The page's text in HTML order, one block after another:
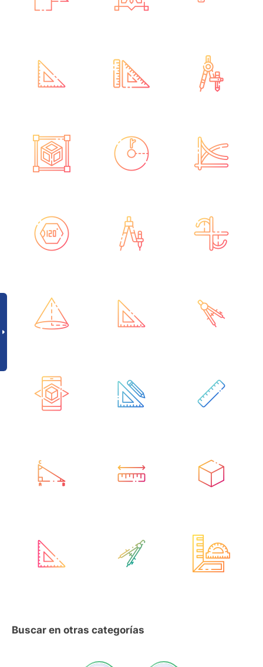
Buscar en otras categorías